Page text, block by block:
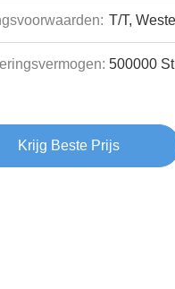
T/T,
500000
Krijg Beste Prijs